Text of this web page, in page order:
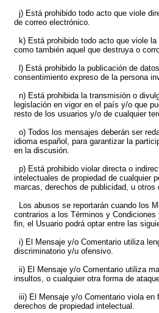
j) Está prohibido todo acto que viole
de correo electrónico.
k) Está prohibido todo acto que viole
como también aquel que destruya o
l) Está prohibido la publicación de
consentimiento expreso de la persona
n) Está prohibida la transmisión o
legislación en vigor en el país y/o que
resto de los usuarios y/o de cualquier
o) Todos los mensajes deberán ser
idioma español, para garantizar la
en la discusión.
p) Está prohibido violar directa o
intelectuales de propiedad de cualquier
marcas, derechos de publicidad, u otros
Los abusos se reportarán cuando los
contrarios a los Términos y Condiciones
fin, el Usuario podrá optar entre las
i) El Mensaje y/o Comentario utiliza
discriminatorio y/u ofensivo.
ii) El Mensaje y/o Comentario utiliza
insultos, o cualquier otra forma de
iii) El Mensaje y/o Comentario viola en
derechos de propiedad intelectual.